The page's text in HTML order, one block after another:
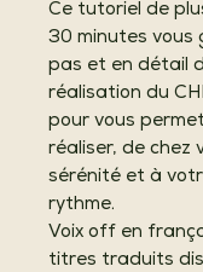
Ce tutoriel de
30 minutes vous
pas et en détail
réalisation du
pour vous
réaliser, de chez
sérénité et à
rythme.
Voix off en
titres traduits